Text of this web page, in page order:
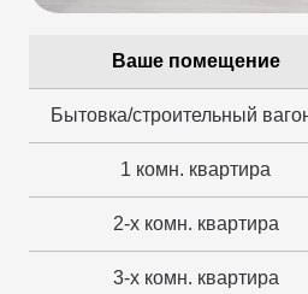
Ваше помещение
Бытовка/строительный
1 комн. квартира
2-х комн. квартира
3-х комн. квартира